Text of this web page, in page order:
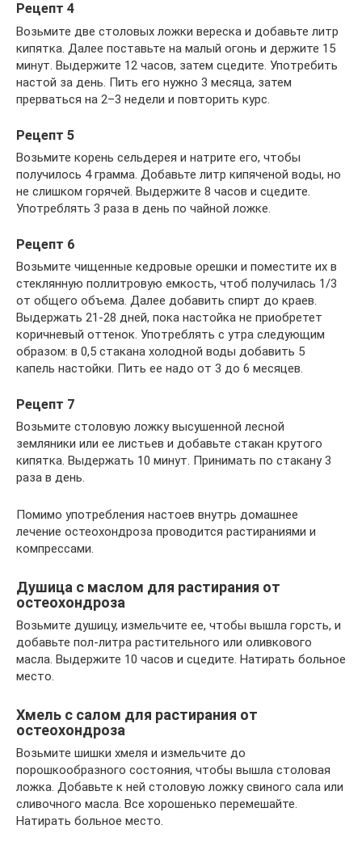
Рецепт 4
Возьмите две столовых ложки вереска и добавьте литр
кипятка. Далее поставьте на малый огонь и держите 15
минут. Выдержите 12 часов, затем сцедите. Употребить
настой за день. Пить его нужно 3 месяца, затем
прерваться на 2–3 недели и повторить курс.
Рецепт 5
Возьмите корень сельдерея и натрите его, чтобы
получилось 4 грамма. Добавьте литр кипяченой воды, но
не слишком горячей. Выдержите 8 часов и сцедите.
Употреблять 3 раза в день по чайной ложке.
Рецепт 6
Возьмите чищенные кедровые орешки и поместите их в
стеклянную поллитровую емкость, чтоб получилась 1/3
от общего объема. Далее добавить спирт до краев.
Выдержать 21-28 дней, пока настойка не приобретет
коричневый оттенок. Употреблять с утра следующим
образом: в 0,5 стакана холодной воды добавить 5
капель настойки. Пить ее надо от 3 до 6 месяцев.
Рецепт 7
Возьмите столовую ложку высушенной лесной
земляники или ее листьев и добавьте стакан крутого
кипятка. Выдержать 10 минут. Принимать по стакану 3
раза в день.
Помимо употребления настоев внутрь домашнее
лечение остеохондроза проводится растираниями и
компрессами.
Душица с маслом для растирания от
остеохондроза
Возьмите душицу, измельчите ее, чтобы вышла горсть, и
добавьте пол-литра растительного или оливкового
масла. Выдержите 10 часов и сцедите. Натирать больное
место.
Хмель с салом для растирания от
остеохондроза
Возьмите шишки хмеля и измельчите до
порошкообразного состояния, чтобы вышла столовая
ложка. Добавьте к ней столовую ложку свиного сала или
сливочного масла. Все хорошенько перемешайте.
Натирать больное место.